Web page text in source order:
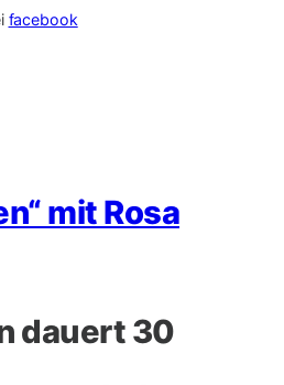
facebook
mit Rosa
dauert 30